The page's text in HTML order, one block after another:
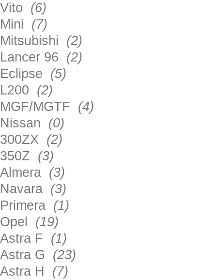
Vito (6)
Mini (7)
Mitsubishi (2)
Lancer 96 (2)
Eclipse (5)
L200 (2)
MGF/MGTF (4)
Nissan (0)
300ZX (2)
350Z (3)
Almera (3)
Navara (3)
Primera (1)
Opel (19)
Astra F (1)
Astra G (23)
Astra H (7)